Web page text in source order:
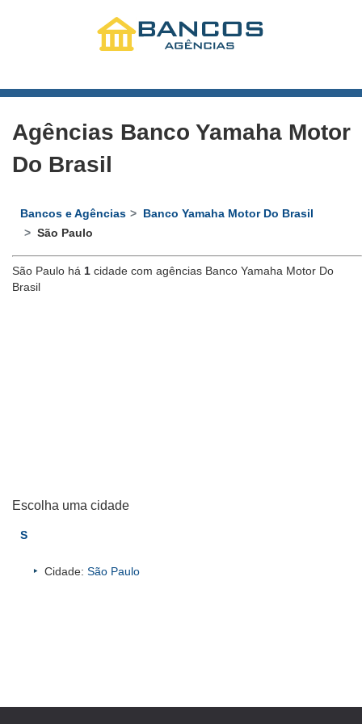
Agências Banco Yamaha Motor
Do Brasil
Bancos e Agências
Banco Yamaha Motor Do Brasil
São Paulo
São Paulo há 1 cidade com agências Banco Yamaha Motor Do
Brasil
Escolha uma cidade
S
Cidade: São Paulo